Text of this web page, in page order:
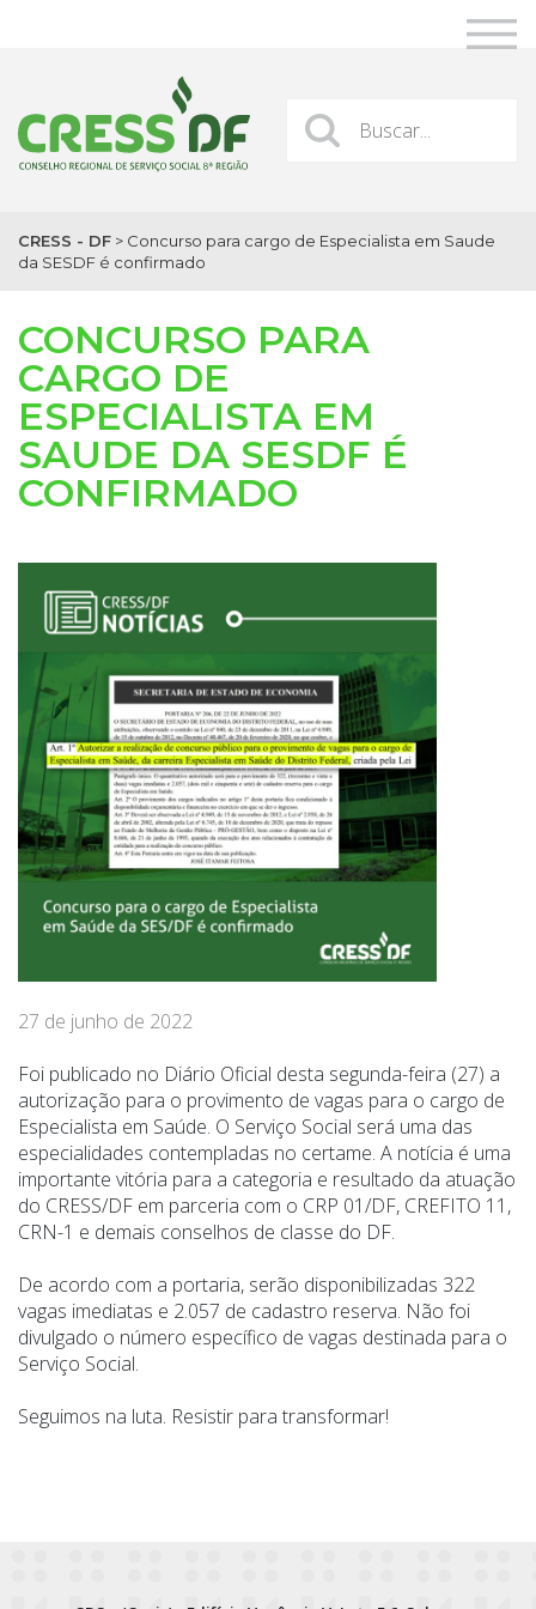
CRESS - DF > Concurso para cargo de Especialista em Saude
da SESDF é confirmado
CONCURSO PARA
CARGO DE
ESPECIALISTA EM
SAUDE DA SESDF É
CONFIRMADO
27 de junho de 2022
Foi publicado no Diário Oficial desta segunda-feira (27) a
autorização para o provimento de vagas para o cargo de
Especialista em Saúde. O Serviço Social será uma das
especialidades contempladas no certame. A notícia é uma
importante vitória para a categoria e resultado da atuação
do CRESS/DF em parceria com o CRP 01/DF, CREFITO 11,
CRN-1 e demais conselhos de classe do DF.
De acordo com a portaria, serão disponibilizadas 322
vagas imediatas e 2.057 de cadastro reserva. Não foi
divulgado o número específico de vagas destinada para o
Serviço Social.
Seguimos na luta. Resistir para transformar!